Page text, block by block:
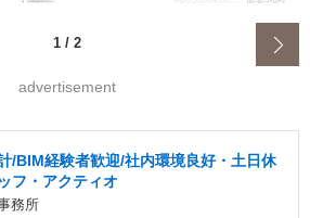
1 / 2
advertisement
/BIM経験者歓迎/社内環境良好・土日休
フ・アクティオ
務所